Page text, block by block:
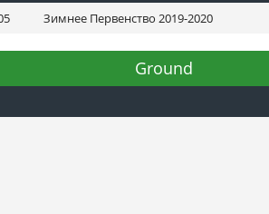
Зимнее Первенство 2019-2020
Ground